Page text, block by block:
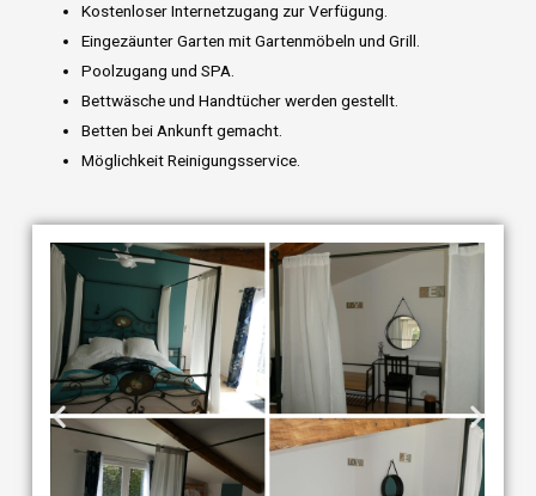
Kostenloser Internetzugang zur Verfügung.
Eingezäunter Garten mit Gartenmöbeln und Grill.
Poolzugang und SPA.
Bettwäsche und Handtücher werden gestellt.
Betten bei Ankunft gemacht.
Möglichkeit Reinigungsservice.